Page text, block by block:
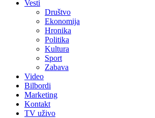
Vesti
Društvo
Ekonomija
Hronika
Politika
Kultura
Sport
Zabava
Video
Bilbordi
Marketing
Kontakt
TV uživo